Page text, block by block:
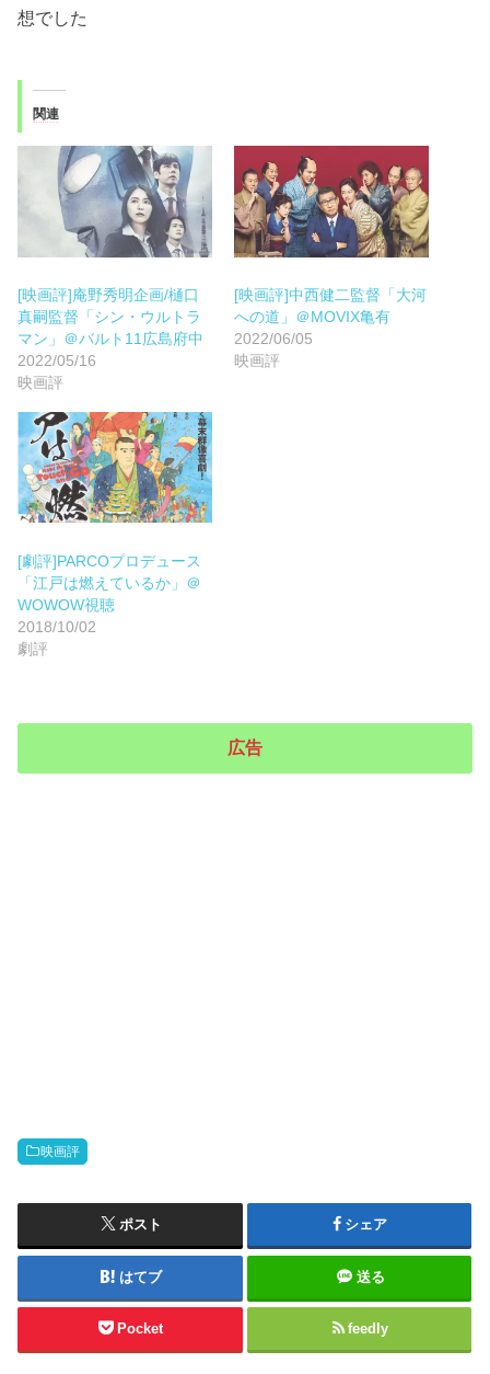
想でした
関連
[映画評]庵野秀明企画/樋口
真嗣監督「シン・ウルトラ
マン」＠バルト11広島府中
2022/05/16
映画評
[映画評]中西健二監督「大河
への道」＠MOVIX亀有
2022/06/05
映画評
[劇評]PARCOプロデュース
「江戸は燃えているか」＠
WOWOW視聴
2018/10/02
劇評
広告
映画評
ポスト シェア
はてブ 送る
Pocket feedly